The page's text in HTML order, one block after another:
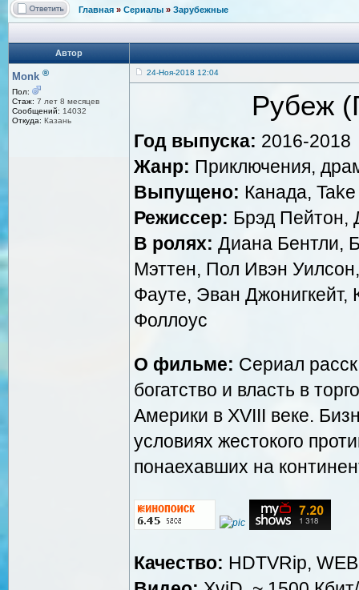
Главная » Сериалы » Зарубежные
Автор
Monk ®
Пол:
Стаж: 7 лет 8 месяцев
Сообщений: 14032
Откуда: Казань
24-Ноя-2018 12:04
Рубеж
Год выпуска: 2016-2018
Жанр: Приключения,
Выпущено: Канада,
Режиссер: Брэд Пейтон,
В ролях: Диана Бентли,
Мэттен, Пол Ивэн
Фауте, Эван
Фоллоус
О фильме: Сериал
богатство и власть в
Америки в XVIII веке.
условиях жестокого
понаехавших на
Качество: HDTVRip,